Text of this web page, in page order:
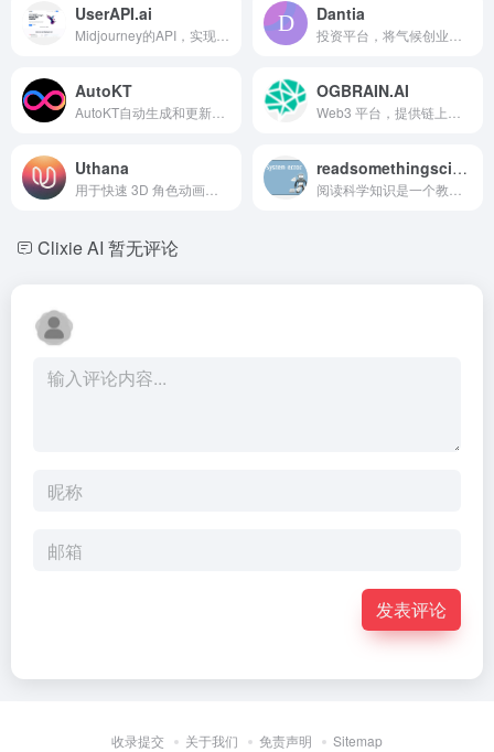
UserAPI.ai Dantia
AutoKT OGBRAIN.AI
Uthana readsomethingsciency
Clixie AI 暂无评论
发表评论
收录提交 关于我们 免责声明 Sitemap